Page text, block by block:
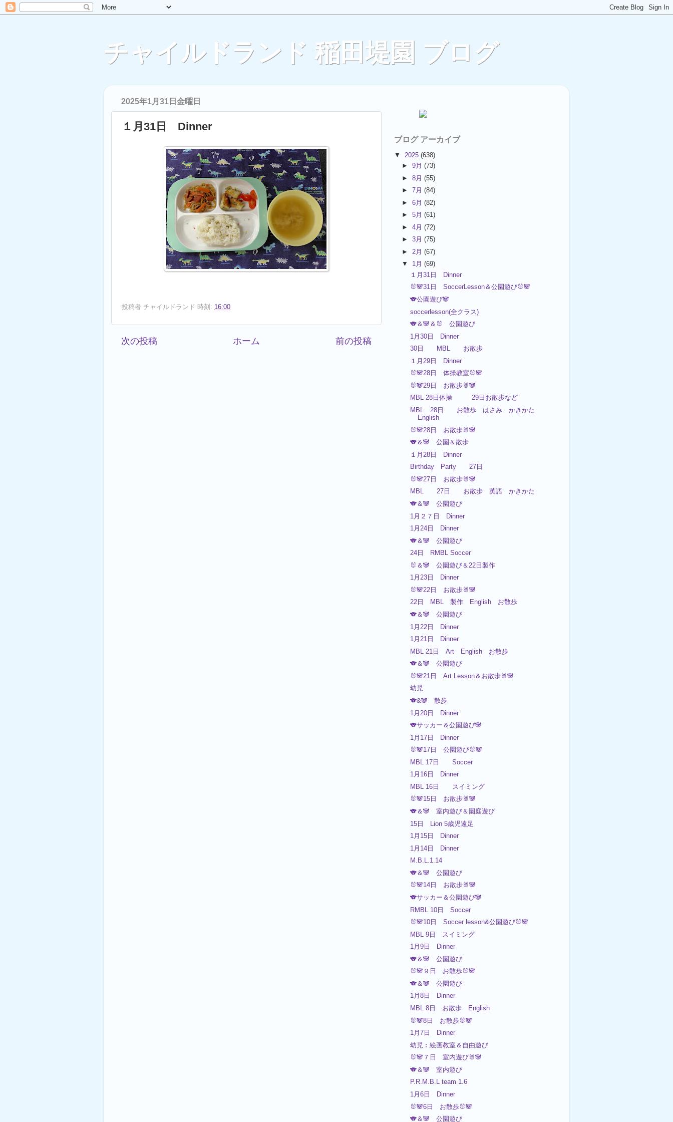
チャイルドランド 稲田堤園 ブログ
2025年1月31日金曜日
１月31日 Dinner
投稿者 チャイルドランド 時刻: 16:00
次の投稿 前の投稿
ホーム
ブログ アーカイブ
▼ 2025 (638)
►9月(73)
►8月(55)
►7月(84)
►6月(82)
►5月(61)
►4月(72)
►3月(75)
► 2月(67)
▼ 1月(69)
１月31日 Dinner
🐰🐼31日 SoccerLesson＆公園遊び🐰🐼
🐨公園遊び🐼
soccerlesson(全クラス)
🐨＆🐼＆🐰 公園遊び
1月30日 Dinner
30日 MBL お散歩
１月29日 Dinner
🐰🐼28日 体操教室🐰🐼
🐰🐼29日 お散歩🐰🐼
MBL 28日体操 29日お散歩など
MBL 28日 お散歩 はさみ かきかた
English
🐰🐼28日 お散歩🐰🐼
🐨＆🐼 公園＆散歩
１月28日 Dinner
Birthday Party 27日
🐰🐼27日 お散歩🐰🐼
MBL 27日 お散歩 英語 かきかた
🐨＆🐼 公園遊び
1月２７日 Dinner
1月24日 Dinner
🐨＆🐼 公園遊び
24日 RMBL Soccer
🐰＆🐼 公園遊び＆22日製作
1月23日 Dinner
🐰🐼22日 お散歩🐰🐼
22日 MBL 製作 English お散歩
🐨＆🐼 公園遊び
1月22日 Dinner
1月21日 Dinner
MBL 21日 Art English お散歩
🐨＆🐼 公園遊び
🐰🐼21日 Art Lesson＆お散歩🐰🐼
幼児
🐨&🐼 散歩
1月20日 Dinner
🐨サッカー＆公園遊び🐼
1月17日 Dinner
🐰🐼17日 公園遊び🐰🐼
MBL 17日 Soccer
1月16日 Dinner
MBL 16日 スイミング
🐰🐼15日 お散歩🐰🐼
🐨＆🐼 室内遊び＆園庭遊び
15日 Lion 5歳児遠足
1月15日 Dinner
1月14日 Dinner
M.B.L.1.14
🐨＆🐼 公園遊び
🐰🐼14日 お散歩🐰🐼
🐨サッカー＆公園遊び🐼
RMBL 10日 Soccer
🐰🐼10日 Soccer lesson&公園遊び🐰🐼
MBL 9日 スイミング
1月9日 Dinner
🐨＆🐼 公園遊び
🐰🐼９日 お散歩🐰🐼
🐨＆🐼 公園遊び
1月8日 Dinner
MBL 8日 お散歩 English
🐰🐼8日 お散歩🐰🐼
1月7日 Dinner
幼児︰絵画教室＆自由遊び
🐰🐼７日 室内遊び🐰🐼
🐨＆🐼 室内遊び
P.R.M.B.L team 1.6
1月6日 Dinner
🐰🐼6日 お散歩🐰🐼
🐨＆🐼 公園遊び